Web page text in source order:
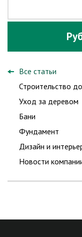
Все статьи
Строительство
Уход за деревом
Бани
Фундамент
Дизайн и
Новости